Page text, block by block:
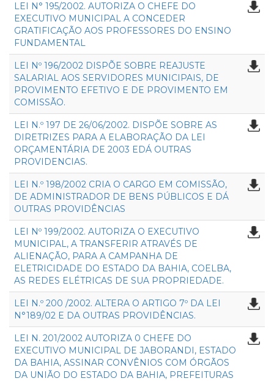
LEI N° 195/2002. AUTORIZA O CHEFE DO
EXECUTIVO MUNICIPAL A CONCEDER
GRATIFICAÇÃO AOS PROFESSORES DO ENSINO
FUNDAMENTAL
LEI Nº 196/2002 DISPÕE SOBRE REAJUSTE
SALARIAL AOS SERVIDORES MUNICIPAIS, DE
PROVIMENTO EFETIVO E DE PROVIMENTO EM
COMISSÃO.
LEI N.º 197 DE 26/06/2002. DISPÕE SOBRE AS
DIRETRIZES PARA A ELABORAÇÃO DA LEI
ORÇAMENTÁRIA DE 2003 EDÁ OUTRAS
PROVIDENCIAS.
LEI N.º 198/2002 CRIA O CARGO EM COMISSÃO,
DE ADMINISTRADOR DE BENS PÚBLICOS E DÁ
OUTRAS PROVIDÊNCIAS
LEI Nº 199/2002. AUTORIZA O EXECUTIVO
MUNICIPAL, A TRANSFERIR ATRAVÉS DE
ALIENAÇÃO, PARA A CAMPANHA DE
ELETRICIDADE DO ESTADO DA BAHIA, COELBA,
AS REDES ELÉTRICAS DE SUA PROPRIEDADE.
LEI N.º 200 /2002. ALTERA O ARTIGO 7º DA LEI
N°189/02 E DA OUTRAS PROVIDÊNCIAS.
LEI N. 201/2002 AUTORIZA 0 CHEFE DO
EXECUTIVO MUNICIPAL DE JABORANDI, ESTADO
DA BAHIA, ASSINAR CONVÊNIOS COM ÓRGÃOS
DA UNIÃO DO ESTADO DA BAHIA, PREFEITURAS